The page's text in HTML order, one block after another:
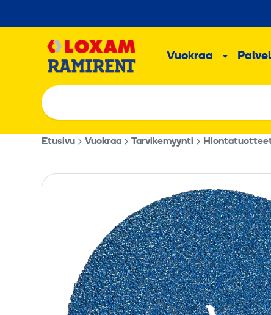
sisältöön
Vuokraa
Etusivu Vuokraa Tarvikemyynti